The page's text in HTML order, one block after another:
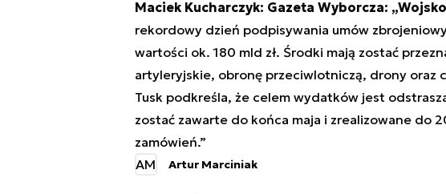
Maciek Kucharczyk: Gazeta Wyborcza:
rekordowy dzień podpisywania umów
wartości ok. 180 mld zł. Środki mają zostać
artyleryjskie, obronę przeciwlotniczą, drony oraz
Tusk podkreśla, że celem wydatków jest
zostać zawarte do końca maja i zrealizowane do
zamówień.”
AM
Artur Marciniak